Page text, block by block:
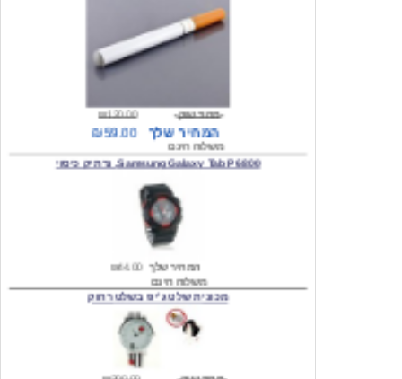
₪120.00
משלוח חינם
Samsung Galaxy Tab P6800, נרתיק כיסוי
המחיר שלך
משלוח חינם
₪300.00 מחיר שוק
₪159.00